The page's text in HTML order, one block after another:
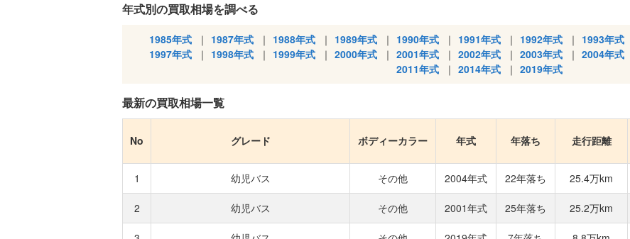
年式別の買取相場を調べる
1985年式 1987年式 1988年式 1989年式 1990年式 1991年式 1992年式 1993年式
1997年式
1998年式 1999年式 2000年式 2001年式 2002年式 2003年式 2004年式
2011年式
2014年式 2019年式
最新の買取相場一覧
No グレード ボディーカラー 年式 年落ち 走行距離
1 幼児バス その他 2004年式 22年落ち 25.4万km
2 幼児バス その他 2001年式 25年落ち 25.2万km